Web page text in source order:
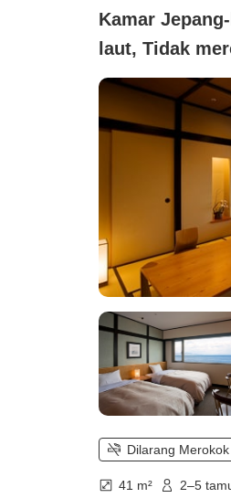
Kamar
laut, Tidak
Pengalaman
pemandangan
Dilarang Merokok
41 m² 2–5